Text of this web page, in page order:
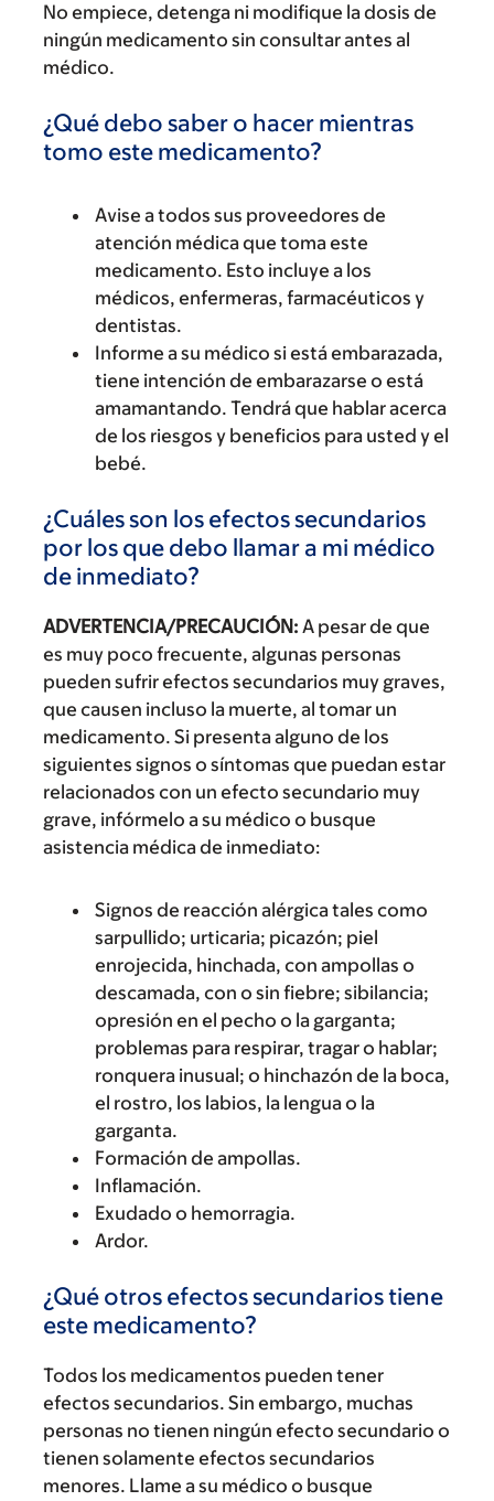
No empiece, detenga ni modifique la dosis de
ningún medicamento sin consultar antes al
médico.
¿Qué debo saber o hacer mientras
tomo este medicamento?
Avise a todos sus proveedores de
atención médica que toma este
medicamento. Esto incluye a los
médicos, enfermeras, farmacéuticos y
dentistas.
Informe a su médico si está embarazada,
tiene intención de embarazarse o está
amamantando. Tendrá que hablar acerca
de los riesgos y beneficios para usted y el
bebé.
¿Cuáles son los efectos secundarios
por los que debo llamar a mi médico
de inmediato?
ADVERTENCIA/PRECAUCIÓN: A pesar de que
es muy poco frecuente, algunas personas
pueden sufrir efectos secundarios muy graves,
que causen incluso la muerte, al tomar un
medicamento. Si presenta alguno de los
siguientes signos o síntomas que puedan estar
relacionados con un efecto secundario muy
grave, infórmelo a su médico o busque
asistencia médica de inmediato:
Signos de reacción alérgica tales como
sarpullido; urticaria; picazón; piel
enrojecida, hinchada, con ampollas o
descamada, con o sin fiebre; sibilancia;
opresión en el pecho o la garganta;
problemas para respirar, tragar o hablar;
ronquera inusual; o hinchazón de la boca,
el rostro, los labios, la lengua o la
garganta.
Formación de ampollas.
Inflamación.
Exudado o hemorragia.
Ardor.
¿Qué otros efectos secundarios tiene
este medicamento?
Todos los medicamentos pueden tener
efectos secundarios. Sin embargo, muchas
personas no tienen ningún efecto secundario o
tienen solamente efectos secundarios
menores. Llame a su médico o busque